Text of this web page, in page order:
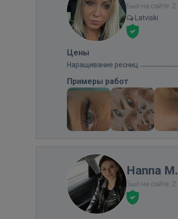
Был на сайте:
Latviski
Цены
Наращивание ресниц
Примеры работ
Hanna M.
Был на сайте: